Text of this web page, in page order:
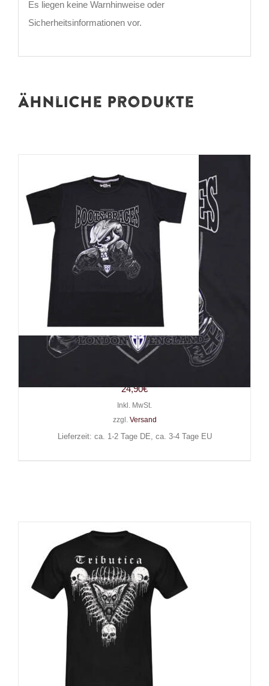
Es liegen keine Warnhinweise oder
Sicherheitsinformationen vor.
Ähnliche Produkte
Boots & Braces T-Shirt Boots &
24,90€
Inkl. MwSt.
zzgl. Versand
Lieferzeit: ca. 1-2 Tage DE, ca. 3-4 Tage EU